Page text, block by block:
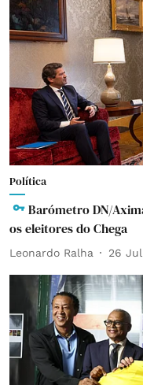
Política
Barómetro DN/
os eleitores do Chega
Leonardo Ralha 26